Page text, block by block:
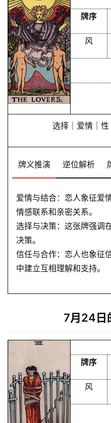
牌序
风
选择｜爱情｜
牌义推演 逆位解析
爱情与结合：恋人象征爱
情感联系和亲密关系。
选择与决策：这张牌强调
决策。
信任与合作：恋人也象征
中建立互相理解和支持。
7月24日
牌序
风